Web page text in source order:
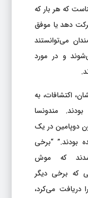
که هر بار که
دهد یا موفق
می‌توانستند
و در مورد
اکتشافات، به
مندونسا
دوپامین در یک
بودند.” “برخی
که موش
که برخی دیگر
می‌کرد،